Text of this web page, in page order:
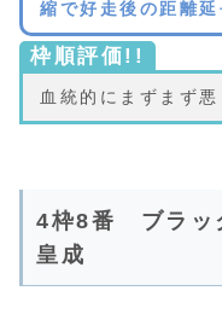
縮で好走後の距離
枠順評価!!
血統的にまずまず
4枠8番 ブラ
皇成